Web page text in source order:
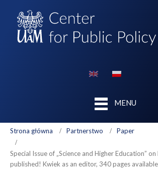
MENU
Strona główna Partnerstwo Paper
Special Issue of „Science and Higher Education”
published! Kwiek as an editor, 340 pages